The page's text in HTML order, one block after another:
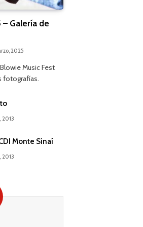
– Galería de
2025
Music Fest
fotografías.
2013
Monte Sinaí
2013